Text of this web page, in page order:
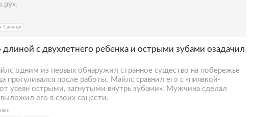
Самнер
длиной с двухлетнего ребенка и острыми зубами озадачил
одним из первых обнаружил странное существо на побережье
прогуливался после работы. Майлс сравнил его с «пиявкой-
усеян острыми, загнутыми внутрь зубами». Мужчина сделал
его в своих соцсети.